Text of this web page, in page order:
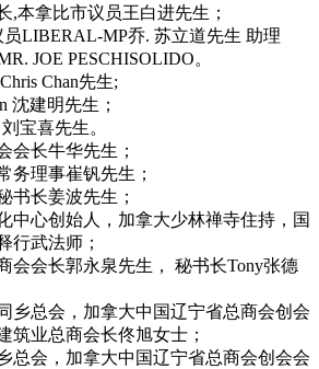
,本拿比市议员王白进先生；
LIBERAL-MP乔. 苏立道先生 助理
JOE PESCHISOLIDO。
Chan先生;
沈建明先生；
宝喜先生。
会长牛华先生；
务理事崔钒先生；
书长姜波先生；
中心创始人，加拿大少林禅寺住持，国
行武法师；
会会长郭永泉先生， 秘书长Tony张德
乡总会，加拿大中国辽宁省总商会创会
筑业总商会长佟旭女士；
总会，加拿大中国辽宁省总商会创会会